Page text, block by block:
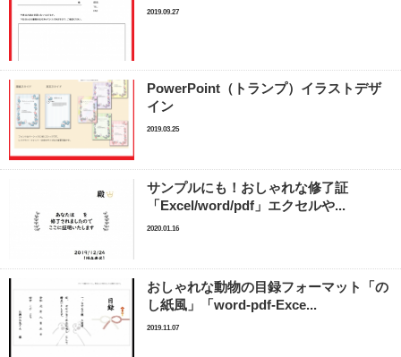
2019.09.27
PowerPoint（トランプ）イラストデザ
イン
2019.03.25
サンプルにも！おしゃれな修了証
「Excel/word/pdf」エクセルや...
2020.01.16
おしゃれな動物の目録フォーマット「の
し紙風」「word-pdf-Exce...
2019.11.07